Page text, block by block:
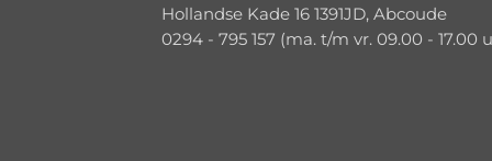
Hollandse Kade 16 1391JD, Abcoude
0294 - 795 157 (ma. t/m vr. 09.00 - 17.00